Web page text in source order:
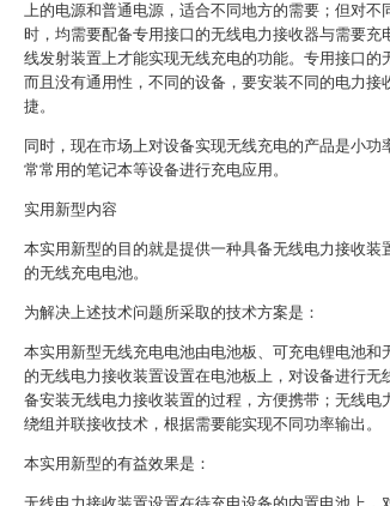
上的电源和普通电源，适合不同地方的需要；但对不
时，均需要配备专用接口的无线电力接收器与需要充
线发射装置上才能实现无线充电的功能。专用接口的
而且没有通用性，不同的设备，要安装不同的电力接
捷。
同时，现在市场上对设备实现无线充电的产品是小功
常常用的笔记本等设备进行充电应用。
实用新型内容
本实用新型的目的就是提供一种具备无线电力接收装
的无线充电电池。
为解决上述技术问题所采取的技术方案是：
本实用新型无线充电电池由电池板、可充电锂电池和
的无线电力接收装置设置在电池板上，对设备进行无
备安装无线电力接收装置的过程，方便携带；无线电
绕组并联接收技术，根据需要能实现不同功率输出。
本实用新型的有益效果是：